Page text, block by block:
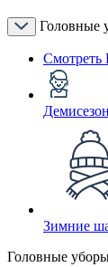
Головные
Смотреть
Зимние
Головные